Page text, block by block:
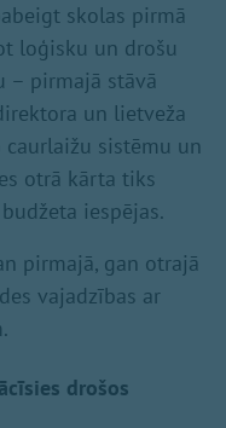
skolas pirmā
loģisku un drošu
– pirmajā stāvā
un lietveža
sistēmu un
otrā kārta tiks
iespējas.
pirmajā, gan otrajā
vajadzības ar
drošos